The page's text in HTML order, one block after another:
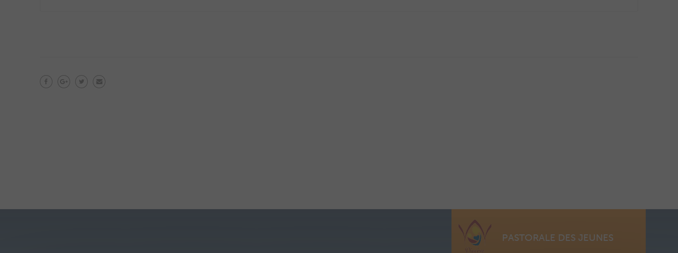
PASTORALE DES JEUNES